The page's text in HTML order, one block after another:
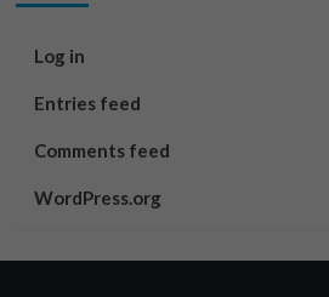
Log in
Entries feed
Comments feed
WordPress.org